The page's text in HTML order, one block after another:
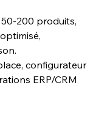
200 produits,
configurateur
ERP/CRM